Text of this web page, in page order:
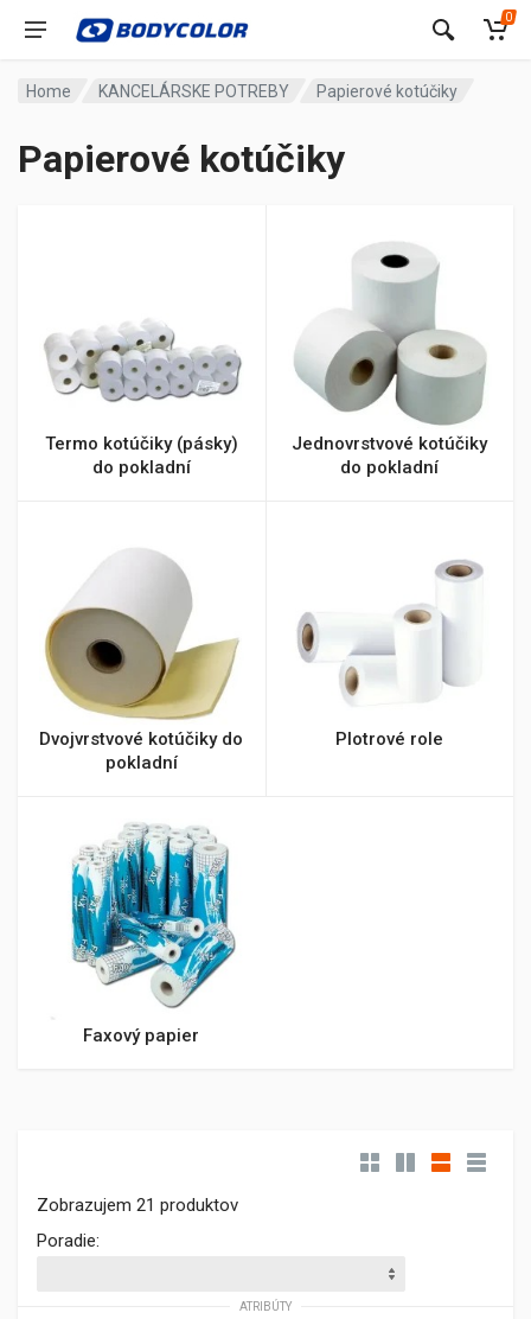
0
Home KANCELÁRSKE POTREBY Papierové kotúčiky
Papierové kotúčiky
Termo kotúčiky (pásky)
do pokladní
Jednovrstvové kotúčiky
do pokladní
Dvojvrstvové kotúčiky do
pokladní
Plotrové role
Faxový papier
Zobrazujem 21 produktov
Poradie:
ATRIBÚTY